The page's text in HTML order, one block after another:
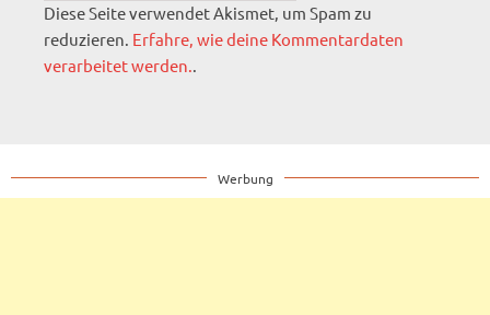
Diese Seite verwendet Akismet, um Spam zu
reduzieren. Erfahre, wie deine Kommentardaten
verarbeitet werden..
Werbung